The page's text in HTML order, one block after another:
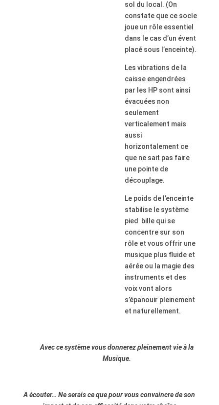
sol du local. (On
constate que ce socle
joue un rôle essentiel
dans le cas d’un évent
placé sous l’enceinte).
Les vibrations de la
caisse engendrées
par les HP sont ainsi
évacuées non
seulement
verticalement mais
aussi
horizontalement ce
que ne sait pas faire
une pointe de
découplage.
Le poids de l’enceinte
stabilise le système
pied bille qui se
concentre sur son
rôle et vous offrir une
musique plus fluide et
aérée ou la magie des
instruments et des
voix vont alors
s’épanouir pleinement
et naturellement.
Avec ce système vous donnerez pleinement vie à la
Musique.
A écouter… Ne serais ce que pour vous convaincre de son